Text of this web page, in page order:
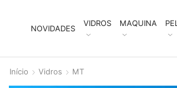
NOVIDADES
VIDROS MAQUINA
Início Vidros MT